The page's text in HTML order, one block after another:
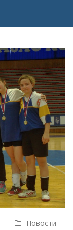
- Новости